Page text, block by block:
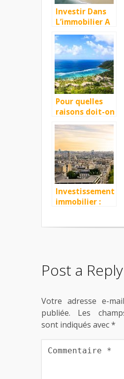
Investir Dans
L’immobilier A
Dubai
Pour quelles
raisons doit-on
investir dans
l’immobilier à
l’île Maurice ?
Investissement
immobilier :
Post a Reply
Votre adresse e-
publiée.
Les
sont indiqués avec*